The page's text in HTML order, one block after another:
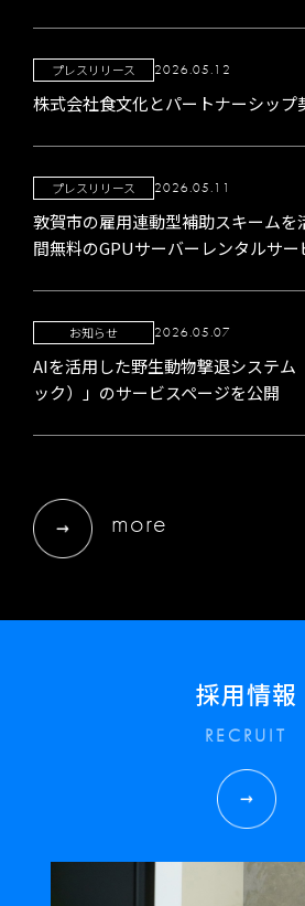
プレスリリース 2026.05.12
株式会社食文化とパートナーシップ
プレスリリース 2026.05.11
敦賀市の雇用連動型補助スキームを
間無料のGPUサーバーレンタルサ
お知らせ 2026.05.07
AIを活用した野生動物撃退システム
ック）」のサービスページを公開
more
採用情報
RECRUIT